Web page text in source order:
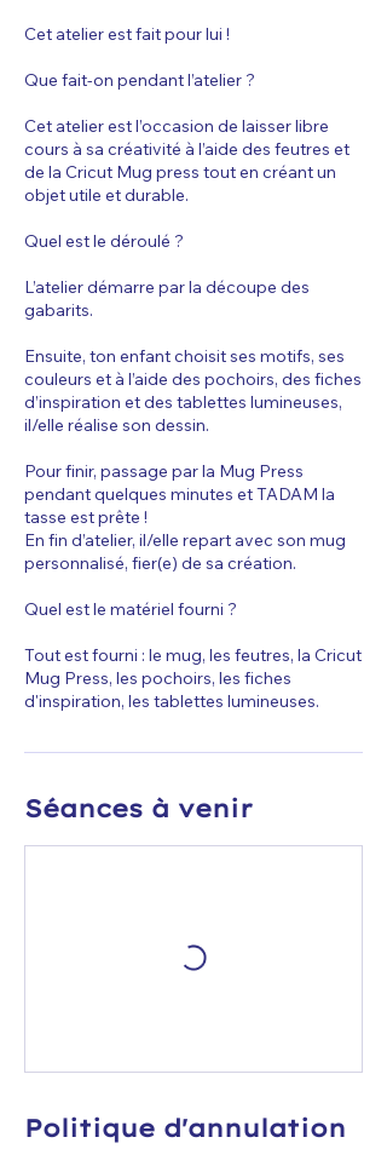
Cet atelier est fait pour lui !
Que fait-on pendant l’atelier ?
Cet atelier est l’occasion de laisser libre
cours à sa créativité à l’aide des feutres et
de la Cricut Mug press tout en créant un
objet utile et durable.
Quel est le déroulé ?
L’atelier démarre par la découpe des
gabarits.
Ensuite, ton enfant choisit ses motifs, ses
couleurs et à l’aide des pochoirs, des fiches
d’inspiration et des tablettes lumineuses,
il/elle réalise son dessin.
Pour finir, passage par la Mug Press
pendant quelques minutes et TADAM la
tasse est prête !
En fin d’atelier, il/elle repart avec son mug
personnalisé, fier(e) de sa création.
Quel est le matériel fourni ?
Tout est fourni : le mug, les feutres, la Cricut
Mug Press, les pochoirs, les fiches
d'inspiration, les tablettes lumineuses.
Séances à venir
Politique d'annulation